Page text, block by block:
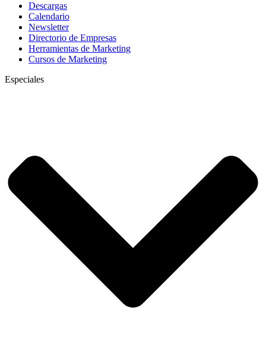
Descargas
Calendario
Newsletter
Directorio de Empresas
Herramientas de Marketing
Cursos de Marketing
Especiales